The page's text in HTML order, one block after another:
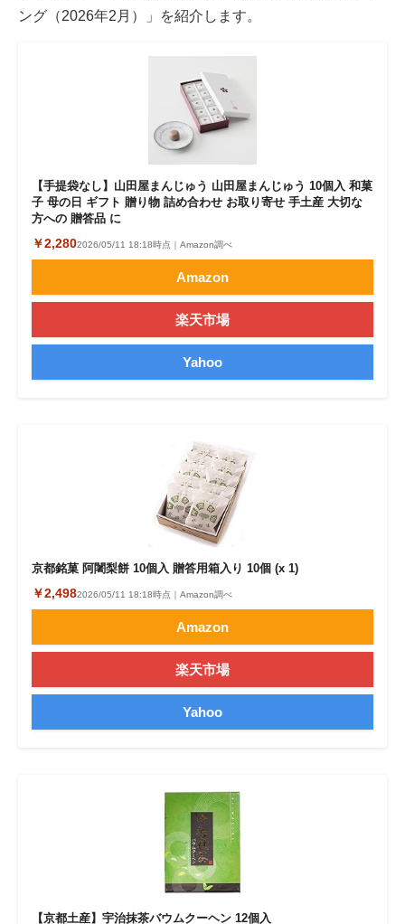
ング（2026年2月）」を紹介します。
【手提袋なし】山田屋まんじゅう 山田屋まんじゅう 10個入 和菓
子 母の日 ギフト 贈り物 詰め合わせ お取り寄せ 手土産 大切な
方への 贈答品 に
￥2,2802026/05/11 18:18時点｜Amazon調べ
Amazon
楽天市場
Yahoo
京都銘菓 阿闍梨餅 10個入 贈答用箱入り 10個 (x 1)
￥2,4982026/05/11 18:18時点｜Amazon調べ
Amazon
楽天市場
Yahoo
【京都土産】宇治抹茶バウムクーヘン 12個入